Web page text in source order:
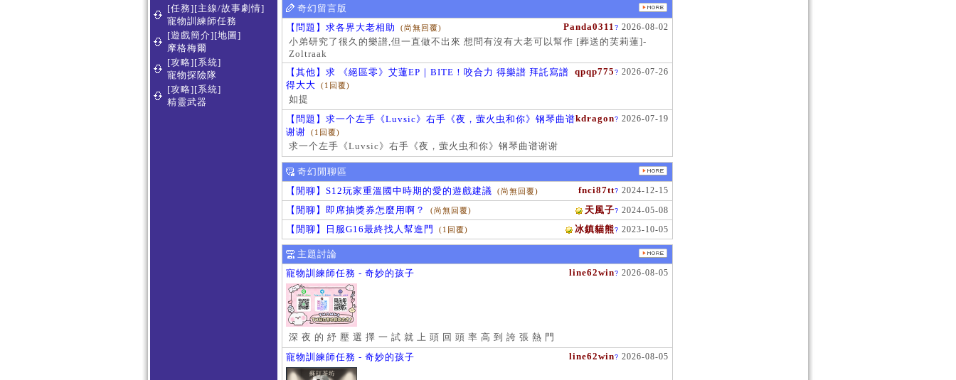
[任務][主線/故事劇情]
寵物訓練師任務
[遊戲簡介][地圖]
摩格梅爾
[攻略][系統]
寵物探險隊
[攻略][系統]
精靈武器
奇幻留言版
Panda0311 ? 2026-08-02
【問題】求各界大老相助 (尚無回覆)
小弟研究了很久的樂譜,但一直做不出來 想問有沒有大老可以幫作 [葬送的芙莉蓮]-
Zoltraak
qpqp775 ? 2026-07-26
【其他】求 《絕區零》艾蓮EP｜BITE！咬合力 得樂譜 拜託寫譜
得大大
(1回覆)
如提
kdragon? 2026-07-19
【問題】求一个左手《Luvsic》右手《夜，萤火虫和你》钢琴曲谱
谢谢
(1回覆)
求一个左手《Luvsic》右手《夜，萤火虫和你》钢琴曲谱谢谢
奇幻閒聊區
fnci87tt? 2024-12-15
【閒聊】S12玩家重溫國中時期的愛的遊戲建議 (尚無回覆)
天風子? 2024-05-08
【閒聊】即席抽獎券怎麼用啊？ (尚無回覆)
冰鎮貓熊? 2023-10-05
【閒聊】日服G16最終找人幫進門 (1回覆)
主題討論
line62win? 2026-08-05
寵物訓練師任務 - 奇妙的孩子
深 夜 的 紓 壓 選 擇 一 試 就 上 頭 回 頭 率 高 到 誇 張 熱 門
line62win? 2026-08-05
寵物訓練師任務 - 奇妙的孩子